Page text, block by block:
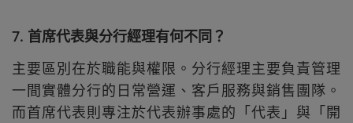
7. 首席代表與分行經理有何不同？
主要區別在於職能與權限。分行經理主要負責管理
一間實體分行的日常營運、客戶服務與銷售團隊。
而首席代表則專注於代表辦事處的「代表」與「開